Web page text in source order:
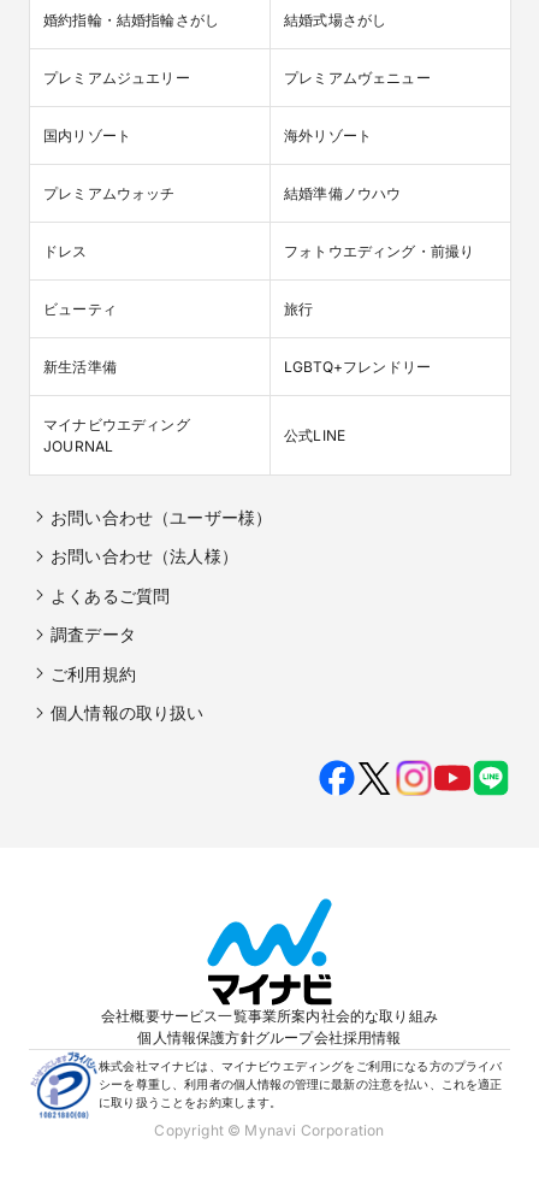
婚約指輪・結婚指輪さがし 結婚式場さがし
プレミアムジュエリー プレミアムヴェニュー
国内リゾート 海外リゾート
プレミアムウォッチ 結婚準備ノウハウ
ドレス フォトウエディング・前撮り
ビューティ 旅行
新生活準備 LGBTQ+フレンドリー
マイナビウエディング
JOURNAL
公式LINE
お問い合わせ（ユーザー様）
お問い合わせ（法人様）
よくあるご質問
調査データ
ご利用規約
個人情報の取り扱い
会社概要サービス一覧事業所案内社会的な取り組み
個人情報保護方針グループ会社採用情報
株式会社マイナビは、マイナビウエディングをご利用になる方のプライバ
シーを尊重し、利用者の個人情報の管理に最新の注意を払い、これを適正
に取り扱うことをお約束します。
Copyright © Mynavi Corporation